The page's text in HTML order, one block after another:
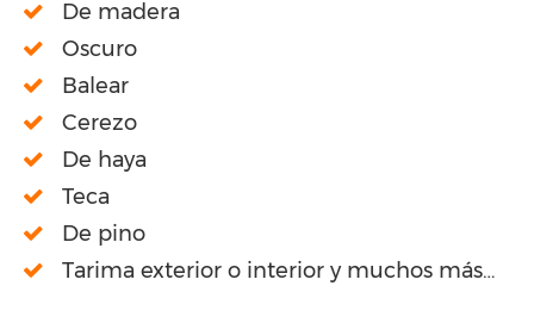
De madera
Oscuro
Balear
Cerezo
De haya
Teca
De pino
Tarima exterior o interior y muchos más…